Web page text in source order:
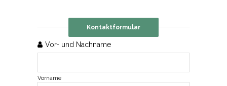
Kontaktformular
Vor- und Nachname
Vorname